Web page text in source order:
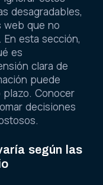
desagradables,
web que no
esta sección,
es
clara de
puede
Conocer
decisiones
según las